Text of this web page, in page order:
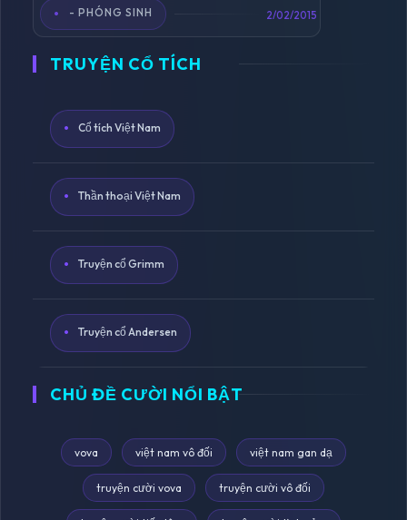
- PHÓNG SINH 2/02/2015
TRUYỆN CỔ TÍCH
Cổ tích Việt Nam
Thần thoại Việt Nam
Truyện cổ Grimm
Truyện cổ Andersen
CHỦ ĐỀ CƯỜI NỔI BẬT
vova việt nam vô đối việt nam gan dạ
truyện cười vova truyện cười vô đối